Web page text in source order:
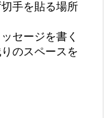
手を貼る場所
セージを書く
のスペースを